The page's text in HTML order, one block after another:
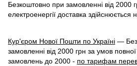
Безкоштовно при замовленні від 2000
електроенергії доставка
Кур'єром Нової Пошти по Україні —
замовленні від 2000 грн за умов
замовлень до 2000 - по тарифам